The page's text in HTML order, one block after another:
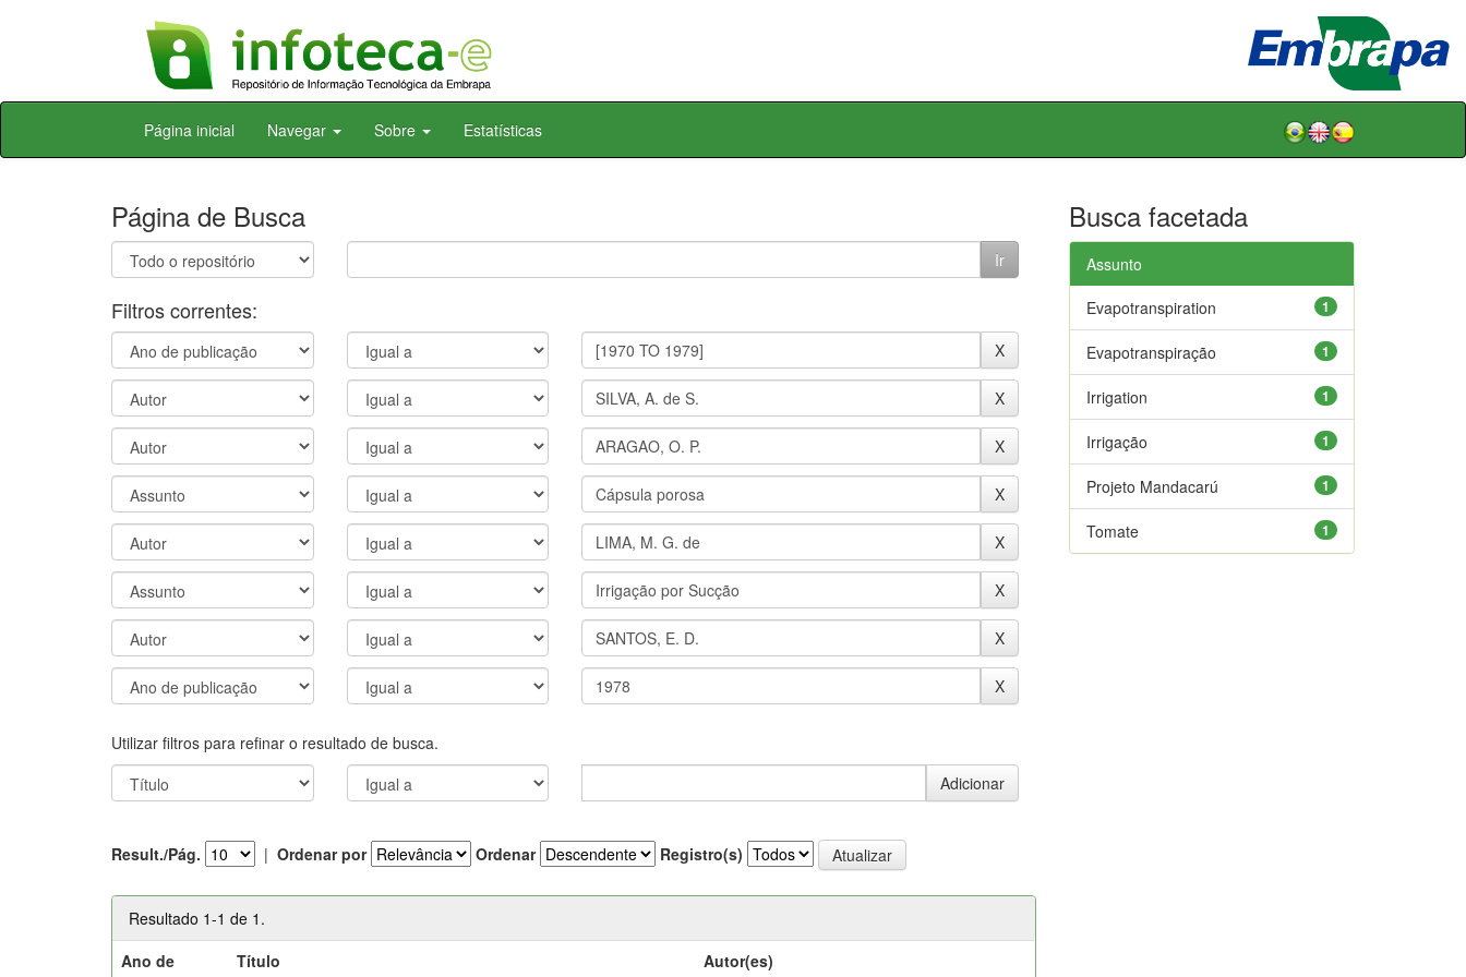
Skip
Página inicial Navegar Sobre Estatísticas
Página de Busca
Filtros correntes:
Utilizar filtros para refinar o resultado de busca.
Result./Pág. | Ordenar por Ordenar Registro(s)
Resultado 1-1 de 1.
Ano de
Título Autor(es)
Busca facetada
Assunto
1
Evapotranspiration
1
Evapotranspiração
1
Irrigation
1
Irrigação
1
Projeto Mandacarú
1
Tomate